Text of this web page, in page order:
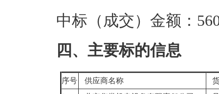
中标（成交）金额：
四、主要标的信息
序号 供应商名称